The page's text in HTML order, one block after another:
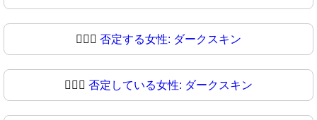
🙎🏿‍♀️ 否定する女性: ダークスキン
🙎🏿‍♀ 否定している女性: ダークスキン